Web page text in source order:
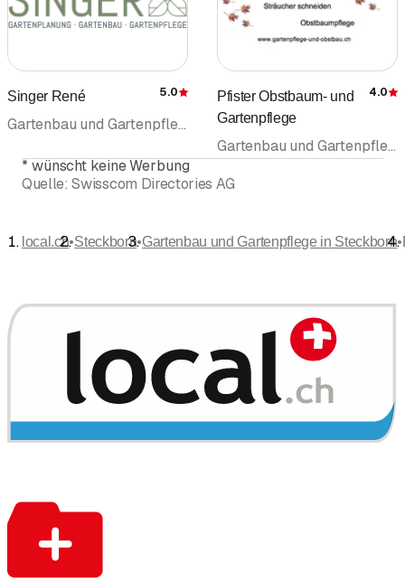
Singer René Bewertung
5.0
Gartenbau und Gartenpflege • Gartenbau Gartenpflege • Gartenunterhalt • Landschaftsarchitektur • Gartengestaltung
Pfister Obstbaum- und
Gartenpflege
4.0
Gartenbau und Gartenpflege • Gartenbau Gartenpflege • Gartenunterhalt • Baumpflege • Obstbau
* wünscht keine Werbung
Quelle: Swisscom Directories AG
local.ch•Steckborn•Gartenbau und Gartenpflege in Steckborn•